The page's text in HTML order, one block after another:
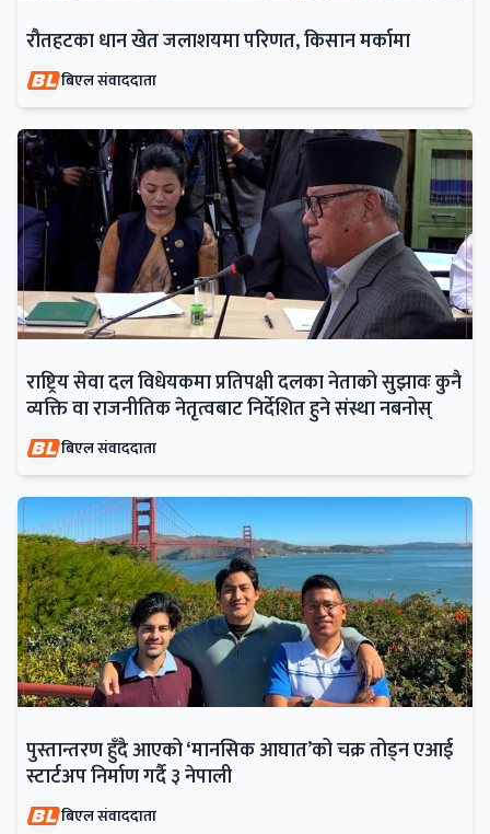
रौतहटका धान खेत जलाशयमा परिणत, किसान मर्कामा
बिएल संवाददाता
राष्ट्रिय सेवा दल विधेयकमा प्रतिपक्षी दलका नेताको सुझावः कुनै
व्यक्ति वा राजनीतिक नेतृत्वबाट निर्देशित हुने संस्था नबनोस्
बिएल संवाददाता
पुस्तान्तरण हुँदै आएको ‘मानसिक आघात’को चक्र तोड्न एआई
स्टार्टअप निर्माण गर्दै ३ नेपाली
बिएल संवाददाता